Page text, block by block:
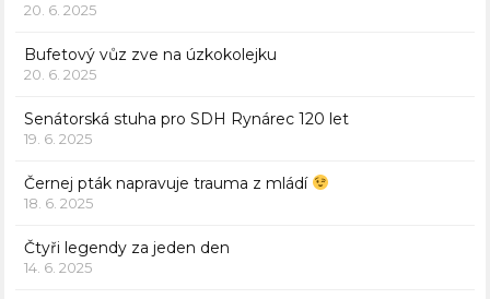
20. 6. 2025
Bufetový vůz zve na úzkokolejku
20. 6. 2025
Senátorská stuha pro SDH Rynárec 120 let
19. 6. 2025
Černej pták napravuje trauma z mládí
18. 6. 2025
Čtyři legendy za jeden den
14. 6. 2025